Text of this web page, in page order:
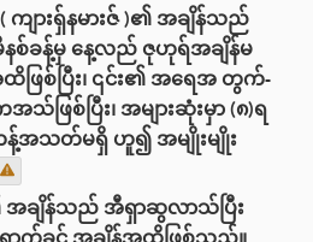
ားရှ်နမားဇ် )၏ အချိန်သည်‌
နစ်ခန့်မှ နေ့လည် ဇုဟုရ်အချိန်မ
ဖြစ်ပြီး၊ ၎င်း၏ အရေအ တွက်-
ဖြစ်ပြီး၊ အများဆုံးမှာ (၈)ရ
သတ်မရှိ ဟူ၍ အမျိုးမျိုး
ျိန်သည် အီရှာဆွလာသ်ပြီး